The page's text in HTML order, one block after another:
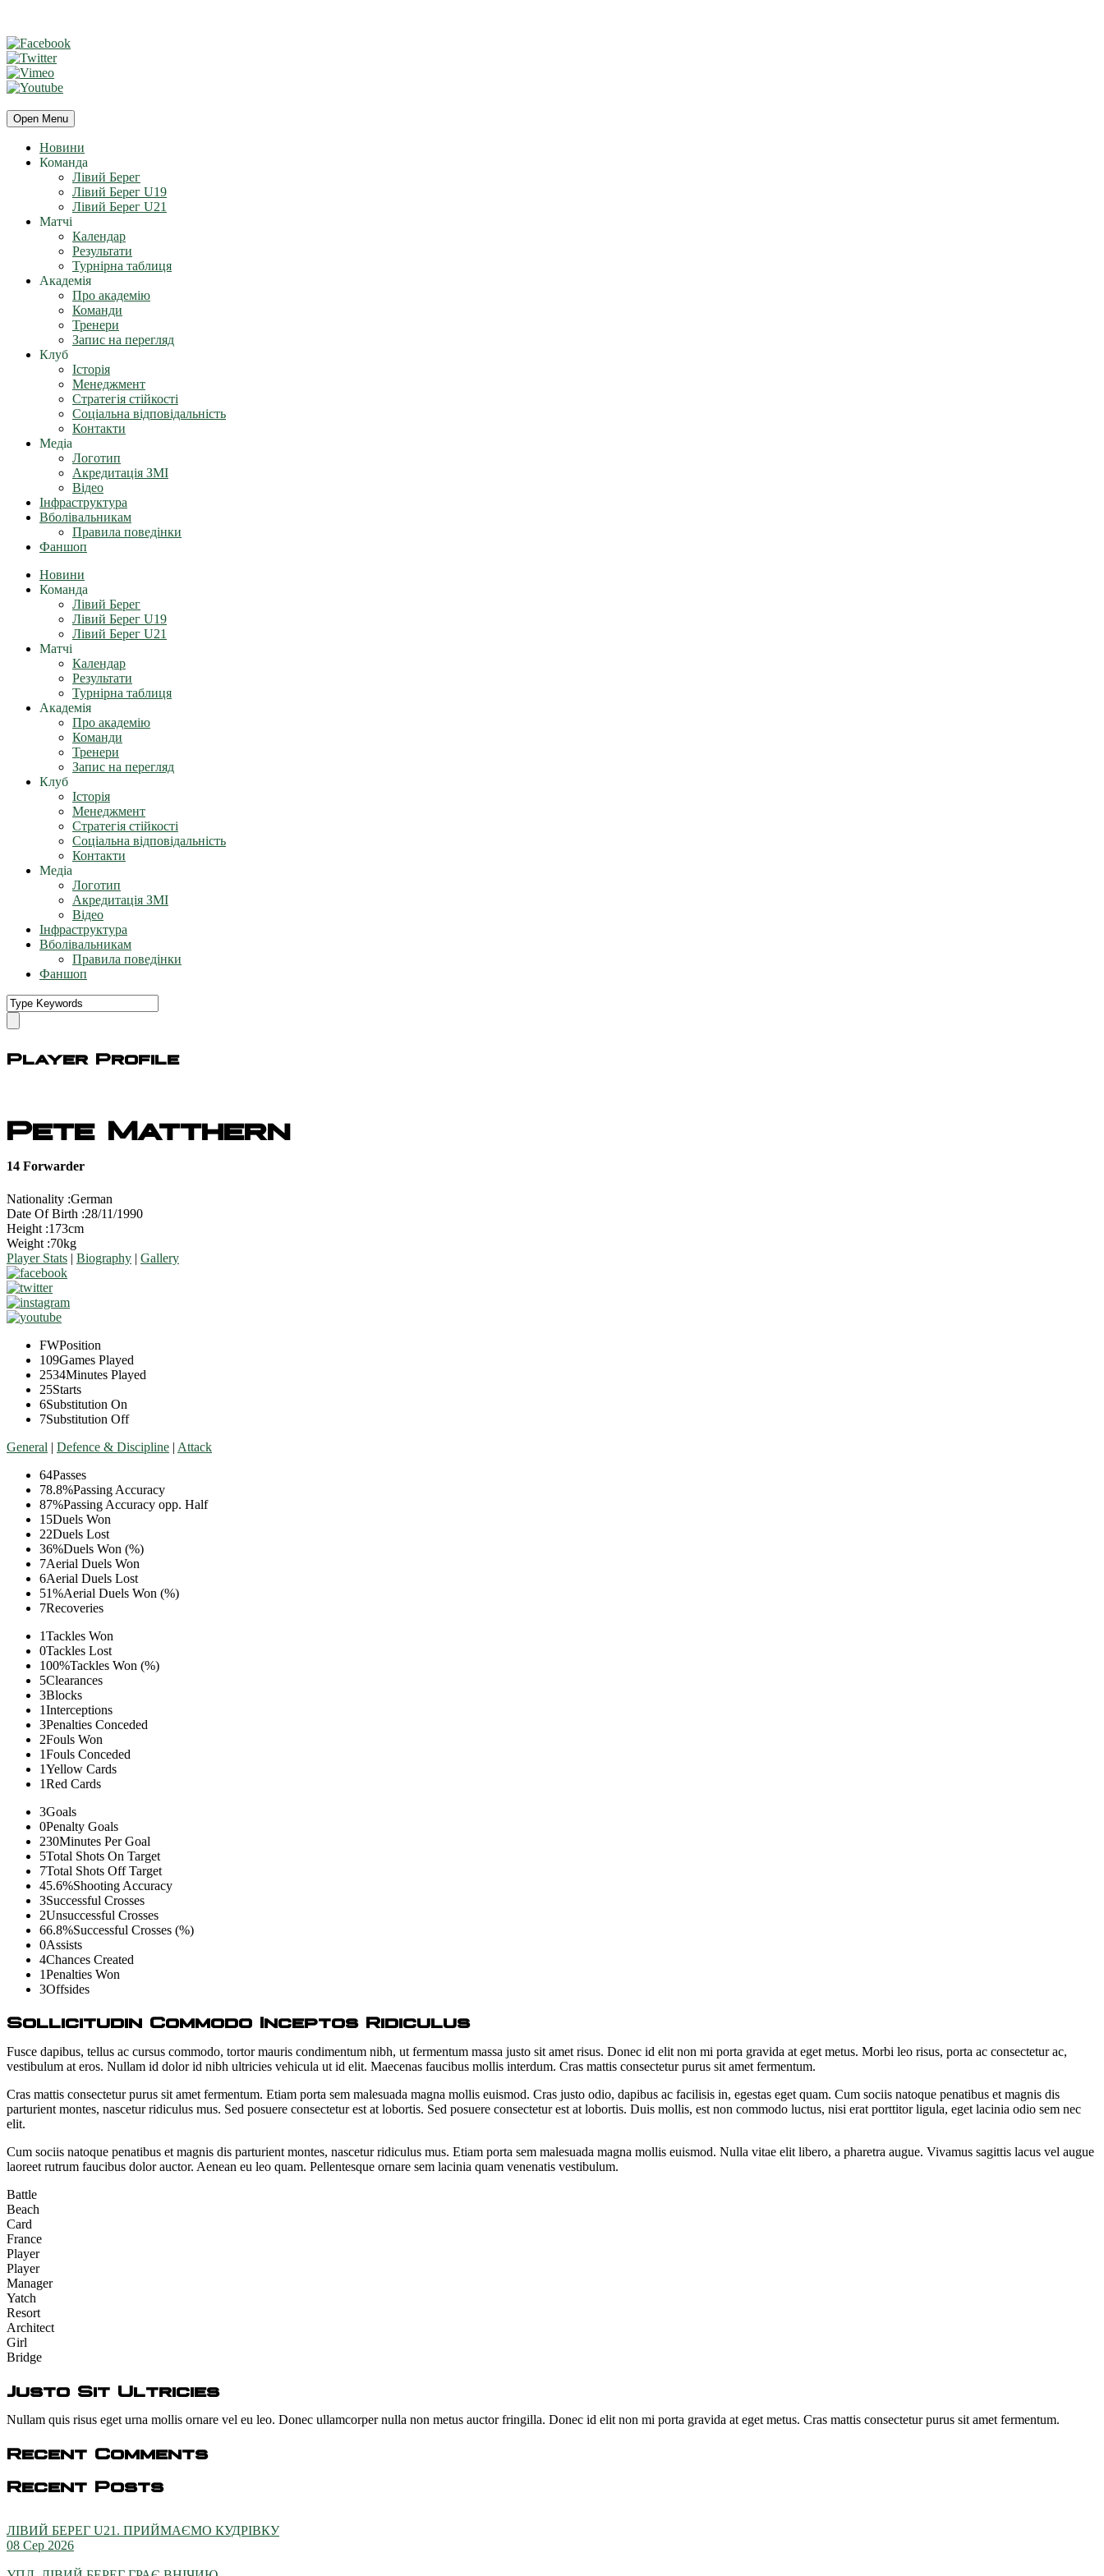
Open Menu
Новини
Команда
Лівий Берег
Лівий Берег U19
Лівий Берег U21
Матчі
Календар
Результати
Турнірна таблиця
Академія
Про академію
Команди
Тренери
Запис на перегляд
Клуб
Історія
Менеджмент
Стратегія стійкості
Соціальна відповідальність
Контакти
Медіа
Логотип
Акредитація ЗМІ
Відео
Інфраструктура
Вболівальникам
Правила поведінки
Фаншоп
Новини
Команда
Лівий Берег
Лівий Берег U19
Лівий Берег U21
Матчі
Календар
Результати
Турнірна таблиця
Академія
Про академію
Команди
Тренери
Запис на перегляд
Клуб
Історія
Менеджмент
Стратегія стійкості
Соціальна відповідальність
Контакти
Медіа
Логотип
Акредитація ЗМІ
Відео
Інфраструктура
Вболівальникам
Правила поведінки
Фаншоп
Player Profile
Pete Matthern
14 Forwarder
Nationality :German
Date Of Birth :28/11/1990
Height :173cm
Weight :70kg
Player Stats | Biography | Gallery
FWPosition
109Games Played
2534Minutes Played
25Starts
6Substitution On
7Substitution Off
General | Defence & Discipline | Attack
64Passes
78.8%Passing Accuracy
87%Passing Accuracy opp. Half
15Duels Won
22Duels Lost
36%Duels Won (%)
7Aerial Duels Won
6Aerial Duels Lost
51%Aerial Duels Won (%)
7Recoveries
1Tackles Won
0Tackles Lost
100%Tackles Won (%)
5Clearances
3Blocks
1Interceptions
3Penalties Conceded
2Fouls Won
1Fouls Conceded
1Yellow Cards
1Red Cards
3Goals
0Penalty Goals
230Minutes Per Goal
5Total Shots On Target
7Total Shots Off Target
45.6%Shooting Accuracy
3Successful Crosses
2Unsuccessful Crosses
66.8%Successful Crosses (%)
0Assists
4Chances Created
1Penalties Won
3Offsides
Sollicitudin Commodo Inceptos Ridiculus
Fusce dapibus, tellus ac cursus commodo, tortor mauris condimentum nibh, ut fermentum massa justo sit amet risus. Donec id elit non mi porta gravida at eget metus. Morbi leo risus, porta ac consectetur ac,
vestibulum at eros. Nullam id dolor id nibh ultricies vehicula ut id elit. Maecenas faucibus mollis interdum. Cras mattis consectetur purus sit amet fermentum.
Cras mattis consectetur purus sit amet fermentum. Etiam porta sem malesuada magna mollis euismod. Cras justo odio, dapibus ac facilisis in, egestas eget quam. Cum sociis natoque penatibus et magnis dis
parturient montes, nascetur ridiculus mus. Sed posuere consectetur est at lobortis. Sed posuere consectetur est at lobortis. Duis mollis, est non commodo luctus, nisi erat porttitor ligula, eget lacinia odio sem nec
elit.
Cum sociis natoque penatibus et magnis dis parturient montes, nascetur ridiculus mus. Etiam porta sem malesuada magna mollis euismod. Nulla vitae elit libero, a pharetra augue. Vivamus sagittis lacus vel augue
laoreet rutrum faucibus dolor auctor. Aenean eu leo quam. Pellentesque ornare sem lacinia quam venenatis vestibulum.
Battle
Beach
Card
France
Player
Player
Manager
Yatch
Resort
Architect
Girl
Bridge
Justo Sit Ultricies
Nullam quis risus eget urna mollis ornare vel eu leo. Donec ullamcorper nulla non metus auctor fringilla. Donec id elit non mi porta gravida at eget metus. Cras mattis consectetur purus sit amet fermentum.
Recent Comments
Recent Posts
ЛІВИЙ БЕРЕГ U21. ПРИЙМАЄМО КУДРІВКУ
08 Сер 2026